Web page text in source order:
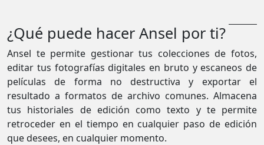
¿Qué puede hacer Ansel por ti?
Ansel te permite gestionar tus colecciones de fotos,
editar tus fotografías digitales en bruto y escaneos de
películas de forma no destructiva y exportar el
resultado a formatos de archivo comunes. Almacena
tus historiales de edición como texto y te permite
retroceder en el tiempo en cualquier paso de edición
que desees, en cualquier momento.